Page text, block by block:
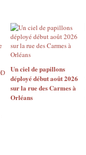
Un ciel de papillons
déployé début août 2026
sur la rue des Carmes à
Orléans